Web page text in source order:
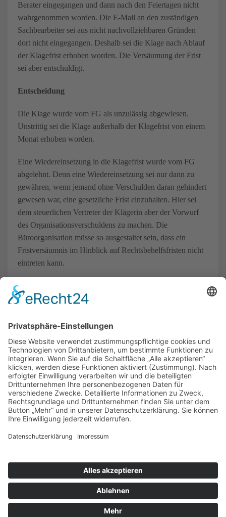
Berater eingegangen und dann nach den Feiertagen nicht
wahrgenommen worden. Die E-Mail an den zuständigen
Sachbearbeiter sei aus nicht nachvollziehbaren Gründen
dort nicht eingegangen. Deshalb sei die Klage nach Ablauf
der Klagefrist erhoben worden. Die Versäumung der Frist
sei aber entschuldigt.
Entscheidung
Die Klage wurde vom FG als unzulässig abgewiesen.
Unstrittig sei die Klage außerhalb der Klagefrist von einem
Monat erhoben worden.
Eine Wiedereinsetzung in die Klagefrist wurde vom FG
abgelehnt. Denn eine Wiedereinsetzung sei nur dann zu
gewähren, wenn jemand ohne Verschulden daran gehindert
gewesen war, eine gesetzliche Frist einzuhalten. Hier sei
dem steuerlichen Vertreter der Klägerin aber der Vorwurf
des Organisationsverschuldens zu machen. Die
Büroorganisation müsse so ausgestaltet sein, dass ein
Fristversäumnis im Hinblick auf Rechtsbehelfsfristen nicht
eintreten kann.
Dies sei dann nicht der Fall, wenn es die Büroorganisation
Berufsträgern nicht ermögliche, die Fristen zuverlässig zu
überwacht worden. Auch über die Feiertage hätte eine
Zurück
© R.S.B. Schmitz Bergen Frank GmbH Steuerberatungsgesellschaft
Alle Rechte vorbehalten